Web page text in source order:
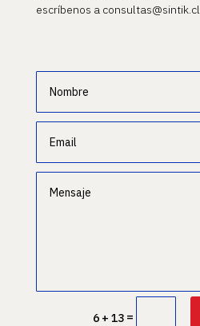
escríbenos a consultas@sintik.cl
6 + 13 =